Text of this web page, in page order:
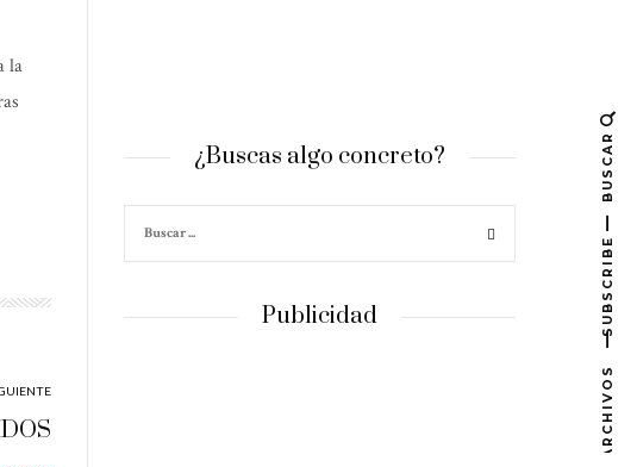
la
¿Buscas algo concreto?
Publicidad
BUSCAR
SUBSCRIBE
ARCHIVOS